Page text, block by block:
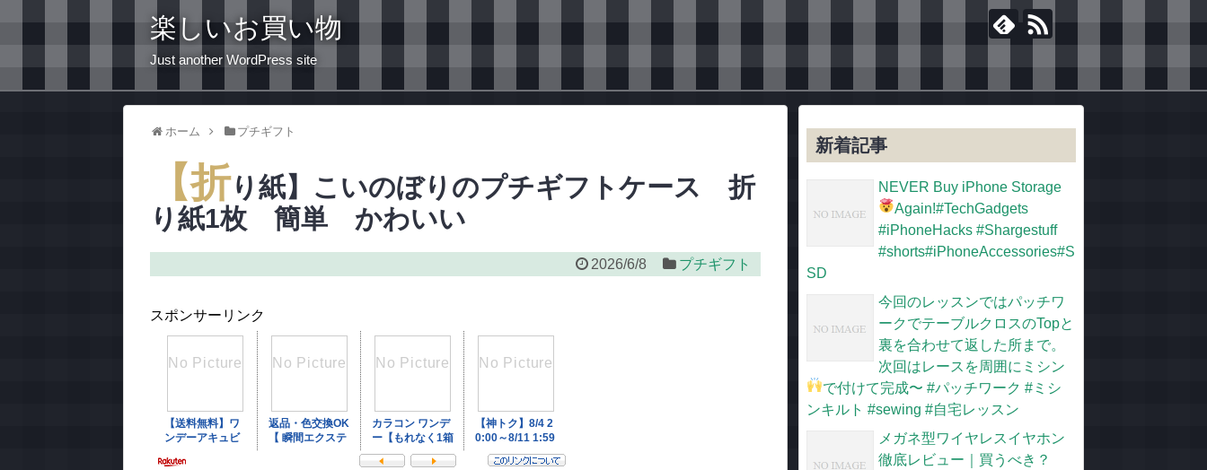
楽しいお買い物
Just another WordPress site
ホーム プチギフト
【折り紙】こいのぼりのプチギフトケース 折
り紙1枚 簡単 かわいい
2026/6/8 プチギフト
スポンサーリンク
新着記事
NEVER Buy iPhone Storage
Again!#TechGadgets
#iPhoneHacks #Shargestuff
#shorts#iPhoneAccessories#S
SD
今回のレッスンではパッチワ
ークでテーブルクロスのTopと
裏を合わせて返した所まで。
次回はレースを周囲にミシン
で付けて完成〜 #パッチワーク #ミシ
ンキルト #sewing #自宅レッスン
メガネ型ワイヤレスイヤホン
徹底レビュー｜買うべき？